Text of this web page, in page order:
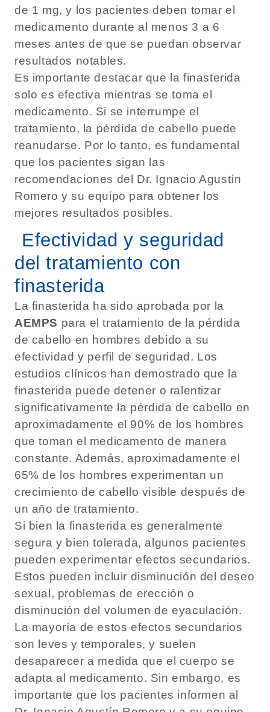
de 1 mg, y los pacientes deben tomar el
medicamento durante al menos 3 a 6
meses antes de que se puedan observar
resultados notables.
Es importante destacar que la finasterida
solo es efectiva mientras se toma el
medicamento. Si se interrumpe el
tratamiento, la pérdida de cabello puede
reanudarse. Por lo tanto, es fundamental
que los pacientes sigan las
recomendaciones del Dr. Ignacio Agustín
Romero y su equipo para obtener los
mejores resultados posibles.
Efectividad y seguridad
del tratamiento con
finasterida
La finasterida ha sido aprobada por la
AEMPS para el tratamiento de la pérdida
de cabello en hombres debido a su
efectividad y perfil de seguridad. Los
estudios clínicos han demostrado que la
finasterida puede detener o ralentizar
significativamente la pérdida de cabello en
aproximadamente el 90% de los hombres
que toman el medicamento de manera
constante. Además, aproximadamente el
65% de los hombres experimentan un
crecimiento de cabello visible después de
un año de tratamiento.
Si bien la finasterida es generalmente
segura y bien tolerada, algunos pacientes
pueden experimentar efectos secundarios.
Estos pueden incluir disminución del deseo
sexual, problemas de erección o
disminución del volumen de eyaculación.
La mayoría de estos efectos secundarios
son leves y temporales, y suelen
desaparecer a medida que el cuerpo se
adapta al medicamento. Sin embargo, es
importante que los pacientes informen al